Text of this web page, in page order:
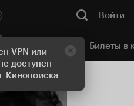
VPN или
доступен
Кинопоиска
Войти
кинотеатр Билеты в